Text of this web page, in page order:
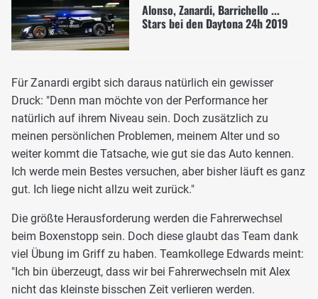
Alonso, Zanardi, Barrichello ...
Stars bei den Daytona 24h 2019
Für Zanardi ergibt sich daraus natürlich ein gewisser
Druck: "Denn man möchte von der Performance her
natürlich auf ihrem Niveau sein. Doch zusätzlich zu
meinen persönlichen Problemen, meinem Alter und so
weiter kommt die Tatsache, wie gut sie das Auto kennen.
Ich werde mein Bestes versuchen, aber bisher läuft es ganz
gut. Ich liege nicht allzu weit zurück."
Die größte Herausforderung werden die Fahrerwechsel
beim Boxenstopp sein. Doch diese glaubt das Team dank
viel Übung im Griff zu haben. Teamkollege Edwards meint:
"Ich bin überzeugt, dass wir bei Fahrerwechseln mit Alex
nicht das kleinste bisschen Zeit verlieren werden.